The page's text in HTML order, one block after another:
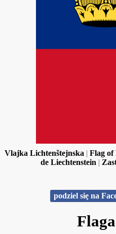
Vlajka Lichtenštejnska | Flag of
de Liechtenstein |
podziel się na